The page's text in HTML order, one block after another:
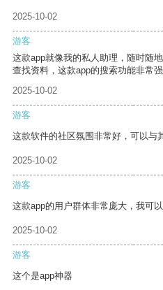
2025-10-02
游客
这款app就像我的私人助理，随时随
查找资料，这款app的搜索功能非常
2025-10-02
游客
这款软件的社区氛围非常好，可以与
2025-10-02
游客
这款app的用户群体非常庞大，我可
2025-10-02
游客
这个是app神器